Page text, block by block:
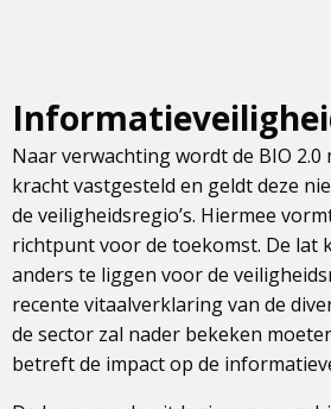
Naar verwachting wordt de BIO 2.0
kracht vastgesteld en geldt deze
de veiligheidsregio’s. Hiermee
richtpunt voor de toekomst. De lat
anders te liggen voor de
recente vitaalverklaring van de
de sector zal nader bekeken
betreft de impact op de